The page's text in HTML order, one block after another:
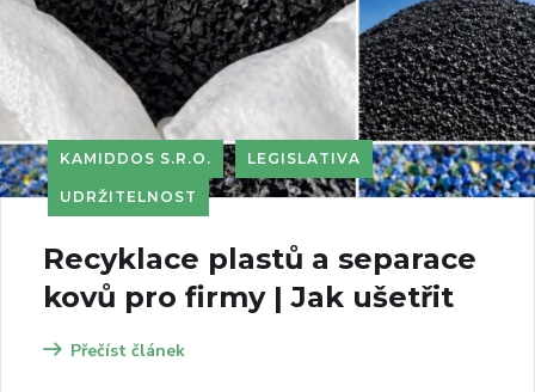
KAMIDDOS S.R.O. LEGISLATIVA
UDRŽITELNOST
Recyklace plastů a separace
kovů pro firmy | Jak ušetřit
Přečíst článek